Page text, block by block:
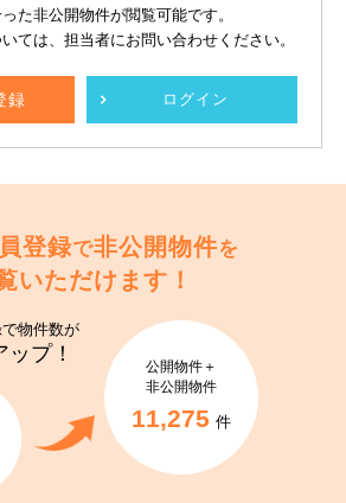
た非公開物件が閲覧可能です。
ては、担当者にお問い合わせください。
録 ログイン
登録で非公開物件を
いただけます！
物件数が
ップ！
公開物件＋
非公開物件
11,275 件